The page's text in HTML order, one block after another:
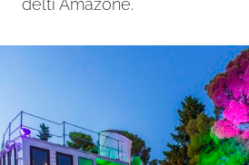
delti Amazone.